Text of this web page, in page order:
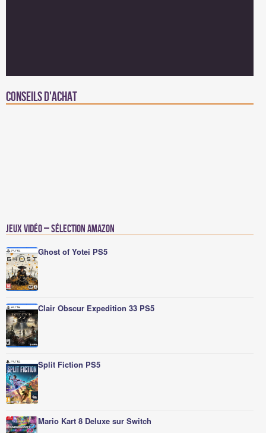
Conseils d'achat
Jeux vidéo – Sélection Amazon
Ghost of Yotei PS5
Clair Obscur Expedition 33 PS5
Split Fiction PS5
Mario Kart 8 Deluxe sur Switch